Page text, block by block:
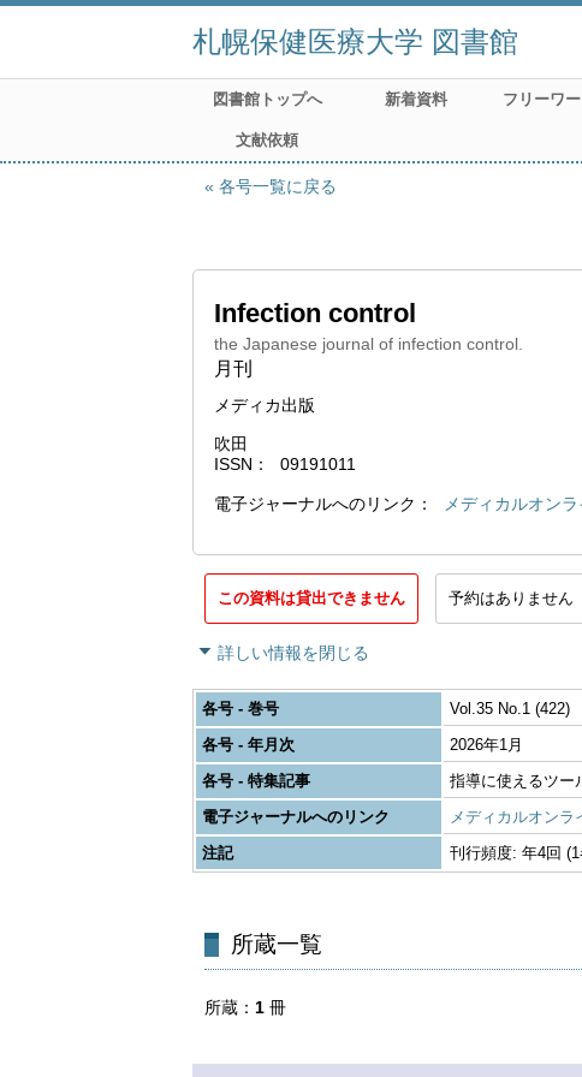
札幌保健医療大学 図書館
図書館トップへ 新着資料 フリーワ
文献依頼
各号一覧に戻る
Infection control
the Japanese journal of infection control.
月刊
メディカ出版
吹田
ISSN
09191011
電子ジャーナルへのリンク メディカルオンラ
この資料は貸出できません 予約はありません
詳しい情報を閉じる
各号 - 巻号
Vol.35 No.1 (422)
各号 - 年月次
2026年1月
各号 - 特集記事
指導に使えるツー
電子ジャーナルへのリンク
メディカルオンラ
注記
刊行頻度: 年4回
所蔵一覧
所蔵 1 冊